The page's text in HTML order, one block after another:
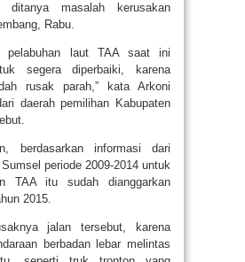
ditanya masalah kerusakan
Rabu.
pelabuhan laut TAA saat ini
segera diperbaiki, karena
rusak parah,” kata Arkoni
daerah pemilihan Kabupaten
berdasarkan informasi dari
periode 2009-2014 untuk
TAA itu sudah dianggarkan
2015.
jalan tersebut, karena
berbadan lebar melintas